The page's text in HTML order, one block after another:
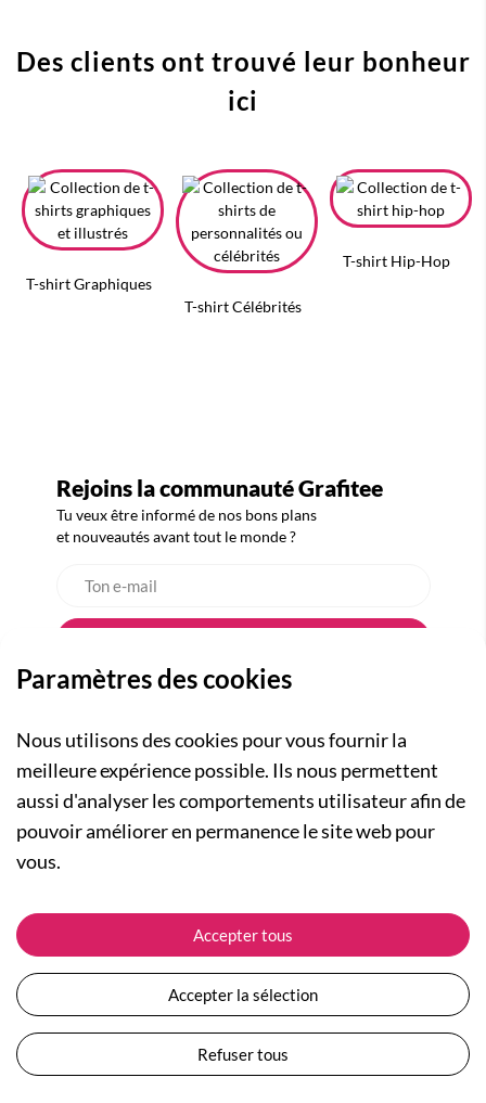
Des clients ont trouvé leur bonheur
ici
T-shirt Graphiques
T-shirt Célébrités
T-shirt Hip-Hop
Rejoins la communauté Grafitee
Tu veux être informé de nos bons plans
et nouveautés avant tout le monde ?
A PROPOS
Qui sommes-nous ?
Actualités
Nos engagements
Plan du site
Devenir revendeur
NOS RUBRIQUES
Collection Femme
Collection Enfants
Les Totebags
Nos différents thèmes
ASSISTANCE
Suivre ma commande
Expédition et livraison
Retour et remboursement
Moyens de paiement
Questions / Réponses
Conditions générales de vente
Paramètres des cookies
Nous utilisons des cookies pour vous fournir la
meilleure expérience possible. Ils nous permettent
aussi d'analyser les comportements utilisateur afin de
pouvoir améliorer en permanence le site web pour
vous.
Accepter tous
Accepter la sélection
Refuser tous